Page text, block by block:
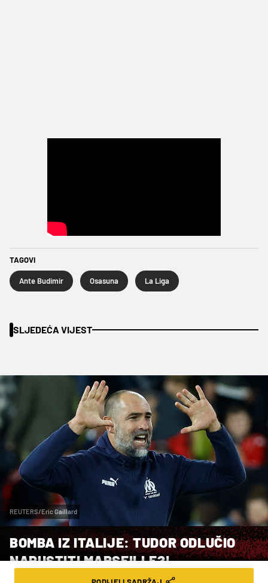
TAGOVI
Ante Budimir Osasuna La Liga
SLJEDEĆA VIJEST
REUTERS/Eric Gaillard
BOMBA IZ ITALIJE: TUDOR ODLUČIO
NAPUSTITI MARSEILLE?!